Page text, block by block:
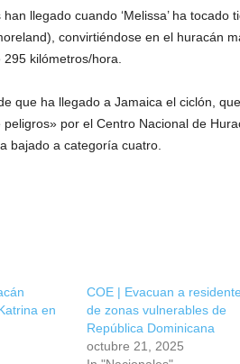
llegado cuando ‘Melissa’ ha
convirtiéndose en el huracán
kilómetros/hora.
que ha llegado a Jamaica el ciclón,
por el Centro Nacional de
bajado a categoría cuatro.
en
COE | Evacuan a
de zonas vulnerables de
República Dominicana
octubre 21, 2025